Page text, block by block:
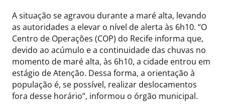
A situação se agravou durante a maré alta, levando
as autoridades a elevar o nível de alerta às 6h10. “O
Centro de Operações (COP) do Recife informa que,
devido ao acúmulo e a continuidade das chuvas no
momento de maré alta, às 6h10, a cidade entrou em
estágio de Atenção. Dessa forma, a orientação à
população é, se possível, realizar deslocamentos
fora desse horário”, informou o órgão municipal.